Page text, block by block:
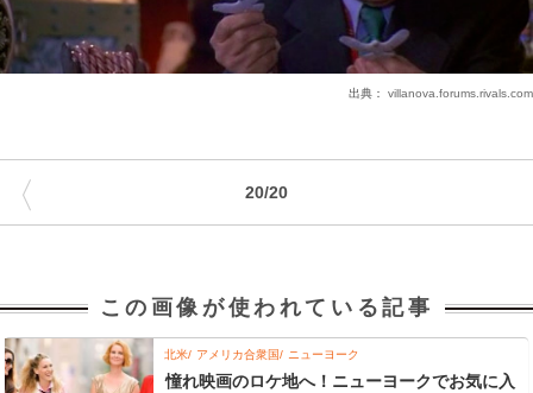
出典： villanova.forums.rivals.com
20/20
〈
この画像が使われている記事
北米 アメリカ合衆国 ニューヨーク
憧れ映画のロケ地へ！ニューヨークでお気に入